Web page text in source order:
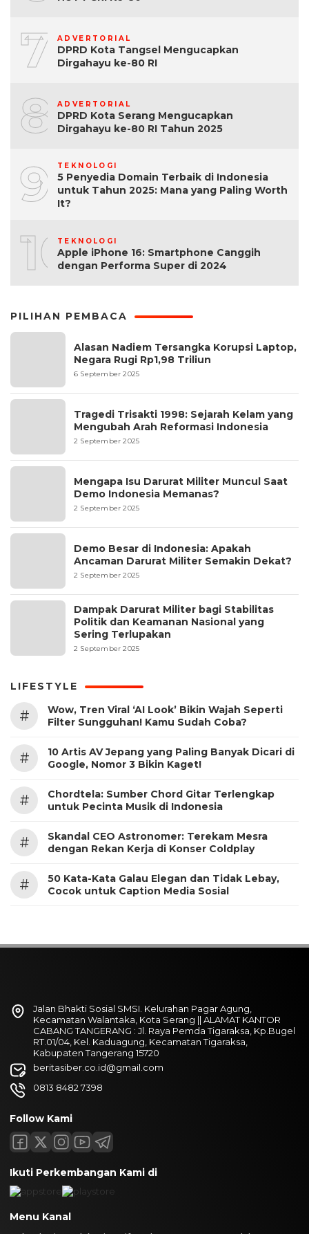
7 ADVERTORIAL
DPRD Kota Tangsel Mengucapkan
Dirgahayu ke-80 RI
8 ADVERTORIAL
DPRD Kota Serang Mengucapkan
Dirgahayu ke-80 RI Tahun 2025
9 TEKNOLOGI
5 Penyedia Domain Terbaik di Indonesia
untuk Tahun 2025: Mana yang Paling Worth
It?
10TEKNOLOGI
Apple iPhone 16: Smartphone Canggih
dengan Performa Super di 2024
PILIHAN PEMBACA
Alasan Nadiem Tersangka Korupsi Laptop,
Negara Rugi Rp1,98 Triliun
6 September 2025
Tragedi Trisakti 1998: Sejarah Kelam yang
Mengubah Arah Reformasi Indonesia
2 September 2025
Mengapa Isu Darurat Militer Muncul Saat
Demo Indonesia Memanas?
2 September 2025
Demo Besar di Indonesia: Apakah
Ancaman Darurat Militer Semakin Dekat?
2 September 2025
Dampak Darurat Militer bagi Stabilitas
Politik dan Keamanan Nasional yang
Sering Terlupakan
2 September 2025
LIFESTYLE
#
Wow, Tren Viral ‘AI Look’ Bikin Wajah Seperti
Filter Sungguhan! Kamu Sudah Coba?
#
10 Artis AV Jepang yang Paling Banyak Dicari di
Google, Nomor 3 Bikin Kaget!
#
Chordtela: Sumber Chord Gitar Terlengkap
untuk Pecinta Musik di Indonesia
#
Skandal CEO Astronomer: Terekam Mesra
dengan Rekan Kerja di Konser Coldplay
#
50 Kata-Kata Galau Elegan dan Tidak Lebay,
Cocok untuk Caption Media Sosial
Jalan Bhakti Sosial SMSI. Kelurahan Pagar Agung,
Kecamatan Walantaka, Kota Serang || ALAMAT KANTOR
CABANG TANGERANG : Jl. Raya Pemda Tigaraksa, Kp.Bugel
RT.01/04, Kel. Kaduagung, Kecamatan Tigaraksa,
Kabupaten Tangerang 15720
beritasiber.co.id@gmail.com
0813 8482 7398
Follow Kami
Ikuti Perkembangan Kami di
Menu Kanal